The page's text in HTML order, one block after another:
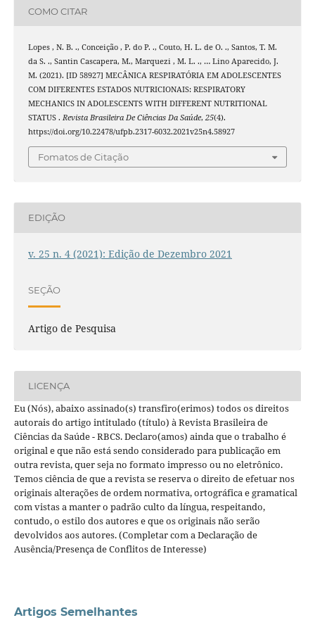
COMO CITAR
Lopes , N. B. ., Conceição , P. do P. ., Couto, H. L. de O. ., Santos, T. M.
da S. ., Santin Cascapera, M., Marquezi , M. L. ., … Lino Aparecido, J.
M. (2021). [ID 58927] MECÂNICA RESPIRATÓRIA EM ADOLESCENTES
COM DIFERENTES ESTADOS NUTRICIONAIS: RESPIRATORY
MECHANICS IN ADOLESCENTS WITH DIFFERENT NUTRITIONAL
STATUS . Revista Brasileira De Ciências Da Saúde, 25(4).
https://doi.org/10.22478/ufpb.2317-6032.2021v25n4.58927
Fomatos de Citação
EDIÇÃO
v. 25 n. 4 (2021): Edição de Dezembro 2021
SEÇÃO
Artigo de Pesquisa
LICENÇA
Eu (Nós), abaixo assinado(s) transfiro(erimos) todos os direitos
autorais do artigo intitulado (título) à Revista Brasileira de
Ciências da Saúde - RBCS. Declaro(amos) ainda que o trabalho é
original e que não está sendo considerado para publicação em
outra revista, quer seja no formato impresso ou no eletrônico.
Temos ciência de que a revista se reserva o direito de efetuar nos
originais alterações de ordem normativa, ortográfica e gramatical
com vistas a manter o padrão culto da língua, respeitando,
contudo, o estilo dos autores e que os originais não serão
devolvidos aos autores. (Completar com a Declaração de
Ausência/Presença de Conflitos de Interesse)
Artigos Semelhantes